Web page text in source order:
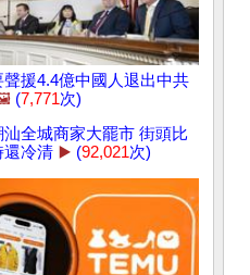
聲援4.4億中國人退出中共
(7,771次)
汕全城商家大罷市 街頭比
還冷清 ▶️ (92,021次)